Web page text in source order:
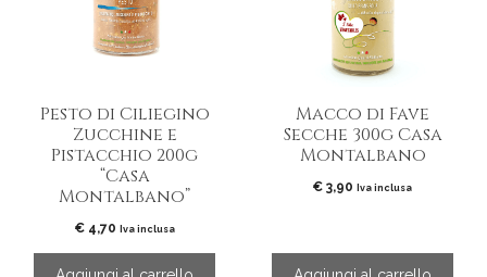
Pesto di Ciliegino
Zucchine e
Pistacchio 200g
“Casa
Montalbano”
€4,70 Iva inclusa
Macco di Fave
Secche 300g Casa
Montalbano
€ 3,90 Iva inclusa